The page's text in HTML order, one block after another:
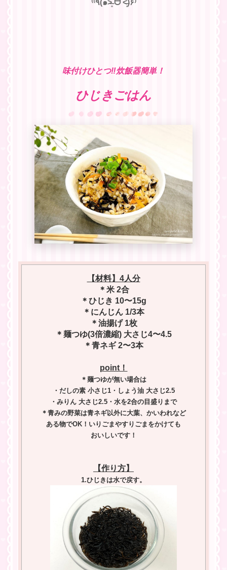
⁽⁽٩(๑˃̶͈̀ ᗨ ˂̶͈́)۶⁾
味付けひとつ‼︎炊飯器簡単！
ひじきごはん
【材料】4人分
＊米 2合
＊ひじき 10〜15g
＊にんじん 1/3本
＊油揚げ 1枚
＊麺つゆ(3倍濃縮) 大さじ4〜4.5
＊青ネギ 2〜3本
point！
＊麺つゆが無い場合は
・だしの素 小さじ1・しょう油 大さじ2.5
・みりん 大さじ2.5・水を2合の目盛りまで
＊青みの野菜は青ネギ以外に大葉、かいわれなど
ある物でOK！いりごまやすりごまをかけても
おいしいです！
【作り方】
1.ひじきは水で戻す。